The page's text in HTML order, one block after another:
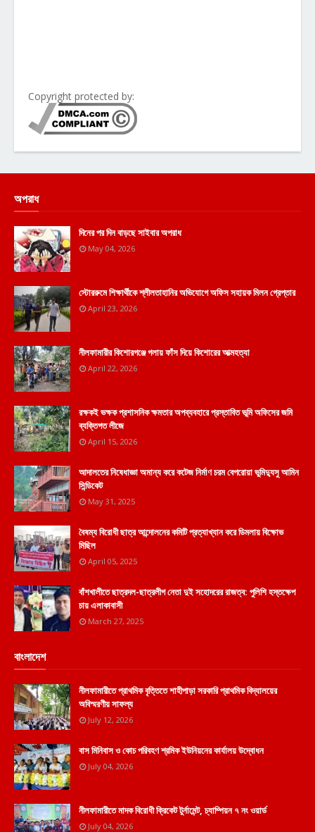
Copyright protected by:
অপরাধ
দিনের পর দিন বাড়ছে সাইবার অপরাধ
May 04, 2026
স্টোররুমে শিক্ষার্থীকে শ্লীলতাহানির অভিযোগে অফিস সহায়ক মিলন গ্রেপ্তার
April 23, 2026
নীলফামারীর কিশোরগঞ্জে গলায় ফাঁস দিয়ে কিশোরের আত্মহত্যা
April 22, 2026
রক্ষকই ভক্ষক প্রশাসনিক ক্ষমতার অপব্যবহারে প্রস্তাবিত ভূমি অফিসের জমি
ব্যক্তিগত লীজে
April 15, 2026
আদালতের নিষেধাজ্ঞা অমান্য করে কটেজ নির্মাণ চরম বেপরোয়া ভুমিদ্যুসু আমিন
সিন্ডিকেট
May 31, 2025
বৈষম্য বিরোধী ছাত্র আন্দোলনের কমিটি প্রত্যাখ্যান করে ডিমলায় বিক্ষোভ
মিছিল
April 05, 2025
বাঁশখালীতে ছাত্রদল-ছাত্রলীগ নেতা দুই সহোদরের রাজত্ব: পুলিশি হস্তক্ষেপ
চায় এলাকাবাসী
March 27, 2025
বাংলাদেশ
নীলফামারীতে প্রাথমিক বৃত্তিতে শাহীপাড়া সরকারি প্রাথমিক বিদ্যালয়ের
অবিস্মরণীয় সাফল্য
July 12, 2026
বাস মিনিবাস ও কোচ পরিবহণ শ্রমিক ইউনিয়নের কার্যালয় উদ্বোধন
July 04, 2026
নীলফামারীতে মাদক বিরোধী ক্রিকেট টুর্নামেন্ট, চ্যাম্পিয়ন ৭ নং ওয়ার্ড
July 04, 2026